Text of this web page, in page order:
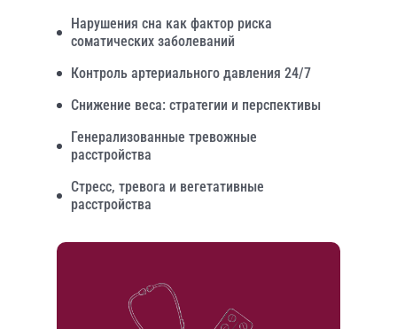
Нарушения сна как фактор риска
соматических заболеваний
Контроль артериального давления 24/7
Снижение веса: стратегии и перспективы
Генерализованные тревожные
расстройства
Стресс, тревога и вегетативные
расстройства